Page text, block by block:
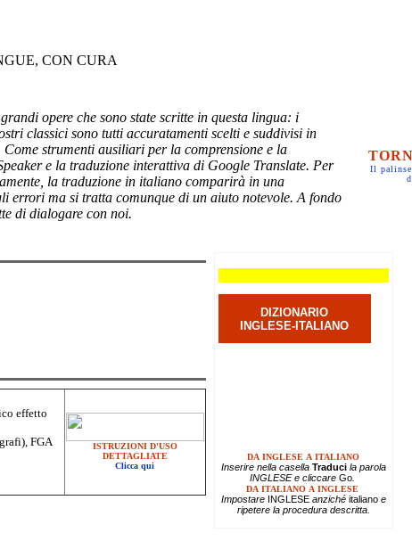
CON CURA
opere che sono state scritte in questa lingua: i
classici sono tutti accuratamenti scelti e suddivisi in
strumenti ausiliari per la comprensione e la
e la traduzione interattiva di Google Translate. Per
la traduzione in italiano comparirà in una
errori ma si tratta comunque di un aiuto notevole. A fondo
di dialogare con noi.
Il
effetto
FGA
ISTRUZIONI D'USO
DETTAGLIATE
Clicca qui
DIZIONARIO
INGLESE-ITALIANO
DA INGLESE A ITALIANO
Inserire nella casella Traducila parola
INGLESE e cliccare Go.
DA ITALIANO A INGLESE
Impostare INGLESEanziché italianoe
ripetere la procedura descritta.